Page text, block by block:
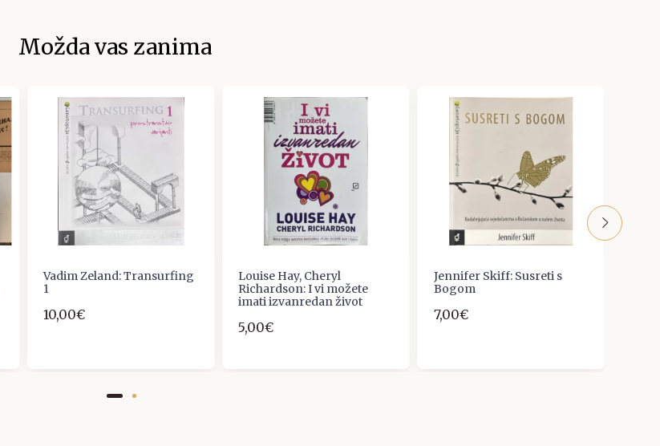
Možda vas zanima
Vadim Zeland: Transurfing
1
10,00€
Louise Hay, Cheryl
Richardson: I vi možete
imati izvanredan život
5,00€
Jennifer Skiff: Susreti s
Bogom
7,00€